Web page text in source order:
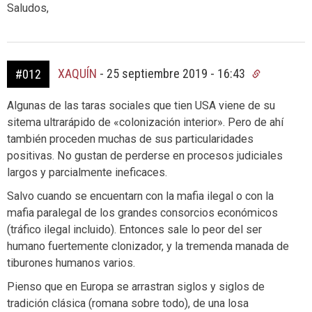
Saludos,
#012 XAQUÍN - 25 septiembre 2019 - 16:43
Algunas de las taras sociales que tien USA viene de su
sitema ultrarápido de «colonización interior». Pero de ahí
también proceden muchas de sus particularidades
positivas. No gustan de perderse en procesos judiciales
largos y parcialmente ineficaces.
Salvo cuando se encuentarn con la mafia ilegal o con la
mafia paralegal de los grandes consorcios económicos
(tráfico ilegal incluido). Entonces sale lo peor del ser
humano fuertemente clonizador, y la tremenda manada de
tiburones humanos varios.
Pienso que en Europa se arrastran siglos y siglos de
tradición clásica (romana sobre todo), de una losa